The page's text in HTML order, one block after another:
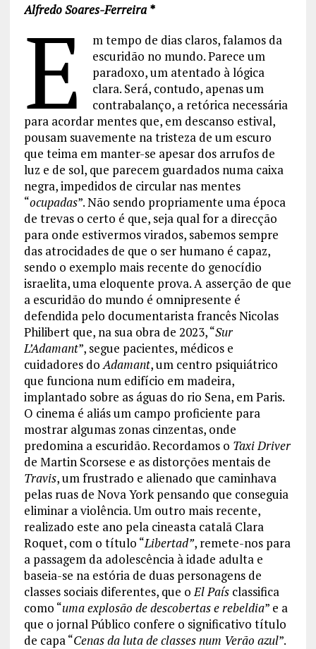
Alfredo Soares-Ferreira *
E
m tempo de dias claros, falamos da
escuridão no mundo. Parece um
paradoxo, um atentado à lógica
clara. Será, contudo, apenas um
contrabalanço, a retórica necessária
para acordar mentes que, em descanso estival,
pousam suavemente na tristeza de um escuro
que teima em manter-se apesar dos arrufos de
luz e de sol, que parecem guardados numa caixa
negra, impedidos de circular nas mentes
“ocupadas”. Não sendo propriamente uma época
de trevas o certo é que, seja qual for a direcção
para onde estivermos virados, sabemos sempre
das atrocidades de que o ser humano é capaz,
sendo o exemplo mais recente do genocídio
israelita, uma eloquente prova. A asserção de que
a escuridão do mundo é omnipresente é
defendida pelo documentarista francês Nicolas
Philibert que, na sua obra de 2023, “Sur
L’Adamant”, segue pacientes, médicos e
cuidadores doAdamant, um centro psiquiátrico
que funciona num edifício em madeira,
implantado sobre as águas do rio Sena, em Paris.
O cinema é aliás um campo proficiente para
mostrar algumas zonas cinzentas, onde
predomina a escuridão. Recordamos o Taxi Driver
de Martin Scorsese e as distorções mentais de
Travis, um frustrado e alienado que caminhava
pelas ruas de Nova York pensando que conseguia
eliminar a violência. Um outro mais recente,
realizado este ano pela cineasta catalã Clara
Roquet, com o título “Libertad”, remete-nos para
a passagem da adolescência à idade adulta e
baseia-se na estória de duas personagens de
classes sociais diferentes, que oEl Paísclassifica
como “uma explosão de descobertas e rebeldia” e a
que o jornal Público confere o significativo título
de capa “Cenas da luta de classes num Verão azul”.